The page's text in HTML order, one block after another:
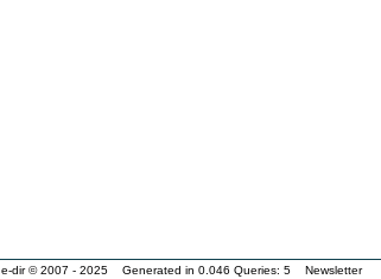
e-dir© 2007 - 2025 Generated in 0.046 Queries: 5 Newsletter